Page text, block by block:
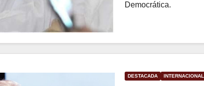
Democrática.
DESTACADA INTERNACIONAL